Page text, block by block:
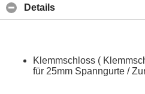
Details
Klemmschloss (
für 25mm Spanngurte /